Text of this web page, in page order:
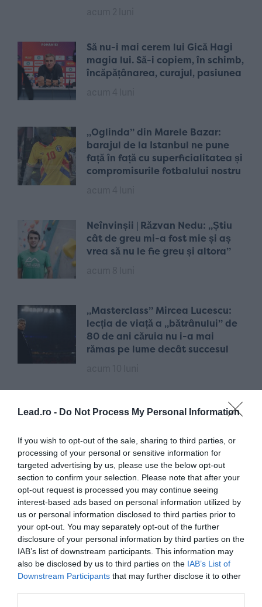
Lead.ro - Do Not Process My Personal Information
If you wish to opt-out of the sale, sharing to third parties, or
processing of your personal or sensitive information for
targeted advertising by us, please use the below opt-out
section to confirm your selection. Please note that after your
opt-out request is processed you may continue seeing
interest-based ads based on personal information utilized by
us or personal information disclosed to third parties prior to
your opt-out. You may separately opt-out of the further
disclosure of your personal information by third parties on the
IAB’s list of downstream participants. This information may
also be disclosed by us to third parties on the IAB’s List of
Downstream Participants that may further disclose it to other
Să nu-i mai cerem lui Gică Hagi
magia lui. Să-i copiem, în schimb,
încăpățânarea, curajul, pasiunea
„Oglinda” din Marele Bazar:
barajul de la Istanbul ne pune
față în față cu superficialitatea și
compromisurile fotbalului nostru
Neînvinșii | Răzvan Nedu: „Știu
cât de greu mi-a fost mie și aș
vrea să nu le fie greu și altora”
„Masterclass” Mircea Lucescu:
lecția de viață a „bătrânului” de
80 de ani căruia nu i-a mai
rămas pe lume decât succesul
Mitriță și „generația
acum 11 luni
Neînvinșii | Radu Drăgușin: „Am
învățat că nu o să vină nimeni să
mă salveze”
acum 12 luni